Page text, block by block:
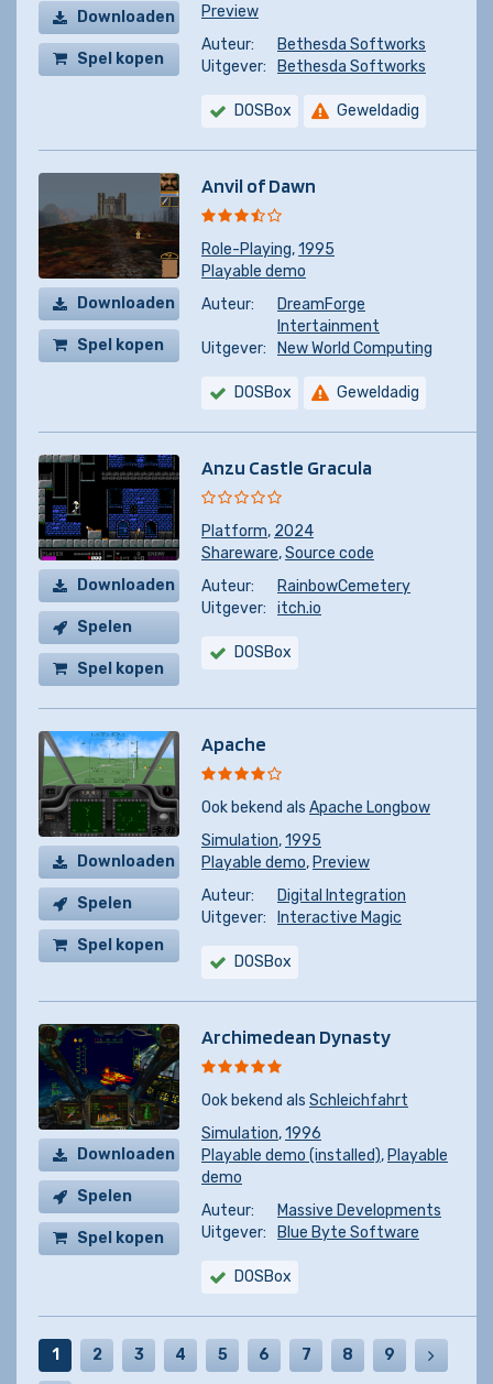
Downloaden
Spel kopen
Preview
Auteur:
Bethesda Softworks
Uitgever:
Bethesda Softworks
DOSBox Geweldadig
Downloaden
Spel kopen
Anvil of Dawn
Role-Playing,1995
Playable demo
Auteur:
DreamForge
Intertainment
Uitgever:
New World Computing
DOSBox Geweldadig
Downloaden
Spelen
Spel kopen
Anzu Castle Gracula
Platform, 2024
Shareware,Source code
Auteur:
RainbowCemetery
Uitgever:
itch.io
DOSBox
Downloaden
Spelen
Spel kopen
Apache
Ook bekend als Apache Longbow
Simulation,1995
Playable demo, Preview
Auteur:
Digital Integration
Uitgever:
Interactive Magic
DOSBox
Downloaden
Spelen
Spel kopen
Archimedean Dynasty
Ook bekend als Schleichfahrt
Simulation,1996
Playable demo (installed), Playable
demo
Auteur:
Massive Developments
Uitgever:
Blue Byte Software
DOSBox
1 2 3 4 5 6 7 8 9